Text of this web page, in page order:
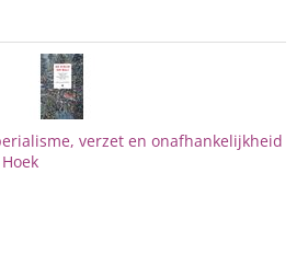
verzet en onafhankelijkheid